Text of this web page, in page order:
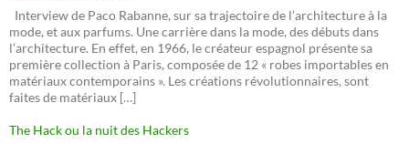
Interview de Paco Rabanne, sur sa trajectoire de l’architecture à la
mode, et aux parfums. Une carrière dans la mode, des débuts dans
l’architecture. En effet, en 1966, le créateur espagnol présente sa
première collection à Paris, composée de 12 « robes importables en
matériaux contemporains ». Les créations révolutionnaires, sont
faites de matériaux […]
The Hack ou la nuit des Hackers